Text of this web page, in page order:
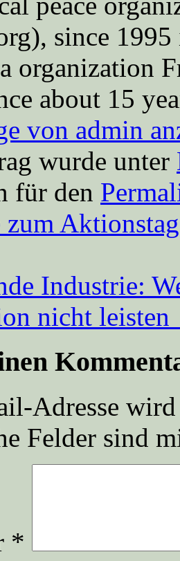
since
organization
about 15
von admin
wurde unter
für den
zum
Industrie:
nicht leisten
Adresse
Felder sind
*